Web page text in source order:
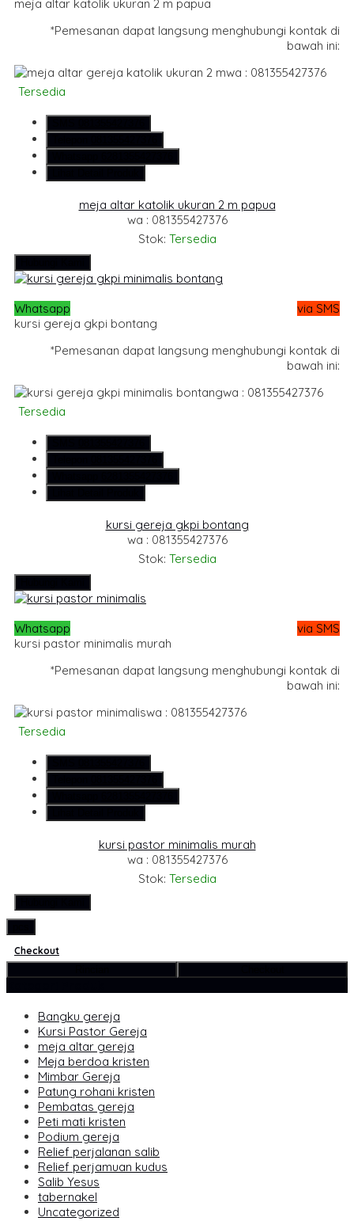
meja altar katolik ukuran 2 m papua
*Pemesanan dapat langsung menghubungi kontak di
bawah ini:
wa : 081355427376
Tersedia
meja altar katolik ukuran 2 m papua
wa : 081355427376
Stok: Tersedia
Whatsapp
via SMS
kursi gereja gkpi bontang
*Pemesanan dapat langsung menghubungi kontak di
bawah ini:
wa : 081355427376
Tersedia
kursi gereja gkpi bontang
wa : 081355427376
Stok: Tersedia
Whatsapp
via SMS
kursi pastor minimalis murah
*Pemesanan dapat langsung menghubungi kontak di
bawah ini:
wa : 081355427376
Tersedia
kursi pastor minimalis murah
wa : 081355427376
Stok: Tersedia
Checkout
Bangku gereja
Kursi Pastor Gereja
meja altar gereja
Meja berdoa kristen
Mimbar Gereja
Patung rohani kristen
Pembatas gereja
Peti mati kristen
Podium gereja
Relief perjalanan salib
Relief perjamuan kudus
Salib Yesus
tabernakel
Uncategorized